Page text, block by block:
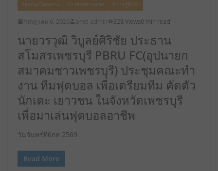
กิจกรรม/โครงการ ข่าวสารชาวเพชร ความรู้ทั่วไป
กรกฎาคม 6, 2026 phet-admin 328 Views0 min read
นายวรวุฒิ วิบูลย์ศิริชัย ประธาน
สโมสรเพชรบุรี PBRU FC(อุปนายก
สมาคมชาวเพชรบุรี) ประชุมคณะทํา
งาน ทีมฟุตบอล เพื่อเตรียมทีม คัดตัว
นักเตะ เยาวชน ในจังหวัดเพชรบุรี
เพื่อมาเล่นฟุตบอลอาชีพ
วันจันทร์ที่6กค 2569
Read More